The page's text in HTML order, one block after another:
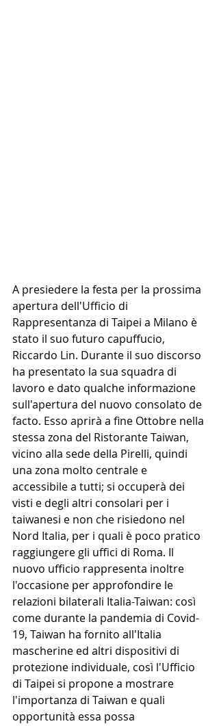
A presiedere la festa per la prossima
apertura dell'Ufficio di
Rappresentanza di Taipei a Milano è
stato il suo futuro capuffucio,
Riccardo Lin. Durante il suo discorso
ha presentato la sua squadra di
lavoro e dato qualche informazione
sull'apertura del nuovo consolato de
facto. Esso aprirà a fine Ottobre nella
stessa zona del Ristorante Taiwan,
vicino alla sede della Pirelli, quindi
una zona molto centrale e
accessibile a tutti; si occuperà dei
visti e degli altri consolari per i
taiwanesi e non che risiedono nel
Nord Italia, per i quali è poco pratico
raggiungere gli uffici di Roma. Il
nuovo ufficio rappresenta inoltre
l'occasione per approfondire le
relazioni bilaterali Italia-Taiwan: così
come durante la pandemia di Covid-
19, Taiwan ha fornito all'Italia
mascherine ed altri dispositivi di
protezione individuale, così l'Ufficio
di Taipei si propone a mostrare
l'importanza di Taiwan e quali
opportunità essa possa